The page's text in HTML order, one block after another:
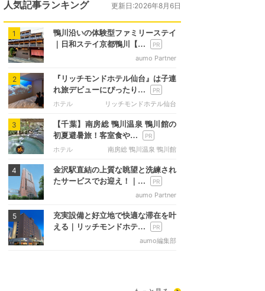
人気記事ランキング 更新日:2026年8月6日
1
鴨川沿いの体験型ファミリーステイ
｜日和ステイ京都鴨川【…
aumo Partner
2
『リッチモンドホテル仙台』は子連
れ旅デビューにぴったり…
ホテル リッチモンドホテル仙台
3
【千葉】南房総 鴨川温泉 鴨川館の
初夏避暑旅！客室食や…
ホテル 南房総 鴨川温泉 鴨川館
4
金沢駅直結の上質な眺望と洗練され
たサービスでお迎え！｜…
aumo Partner
5
充実設備と好立地で快適な滞在を叶
える｜リッチモンドホテ…
aumo編集部